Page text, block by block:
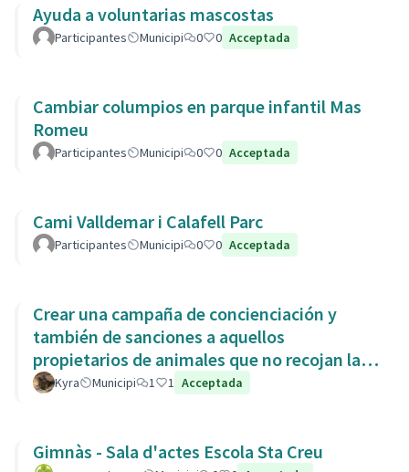
Ayuda a voluntarias mascostas
Participantes Municipi 0 0 Acceptada
Cambiar columpios en parque infantil Mas
Romeu
Participantes Municipi 0 0 Acceptada
Cami Valldemar i Calafell Parc
Participantes Municipi 0 0 Acceptada
Crear una campaña de concienciación y
también de sanciones a aquellos
propietarios de animales que no recojan las
heces de las aceras. Es responsabili
Kyra Municipi 1 1 Acceptada
Gimnàs - Sala d'actes Escola Sta Creu